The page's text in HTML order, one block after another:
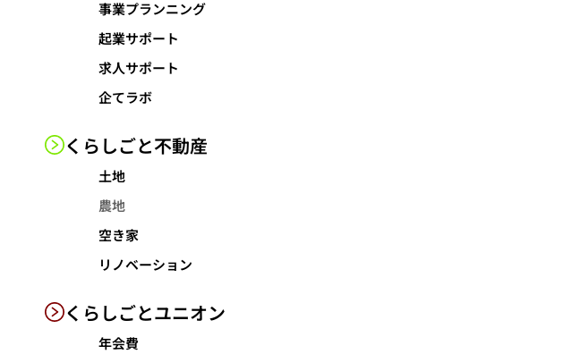
事業プランニング
起業サポート
求人サポート
企てラボ
くらしごと不動産
土地
農地
空き家
リノベーション
くらしごとユニオン
年会費